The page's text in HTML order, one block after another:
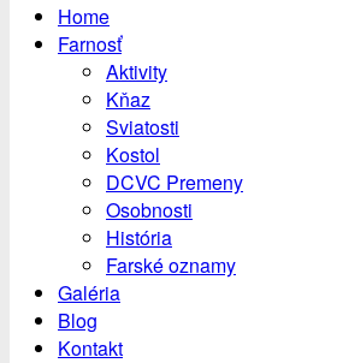
Home
Farnosť
Aktivity
Kňaz
Sviatosti
Kostol
DCVC Premeny
Osobnosti
História
Farské oznamy
Galéria
Blog
Kontakt